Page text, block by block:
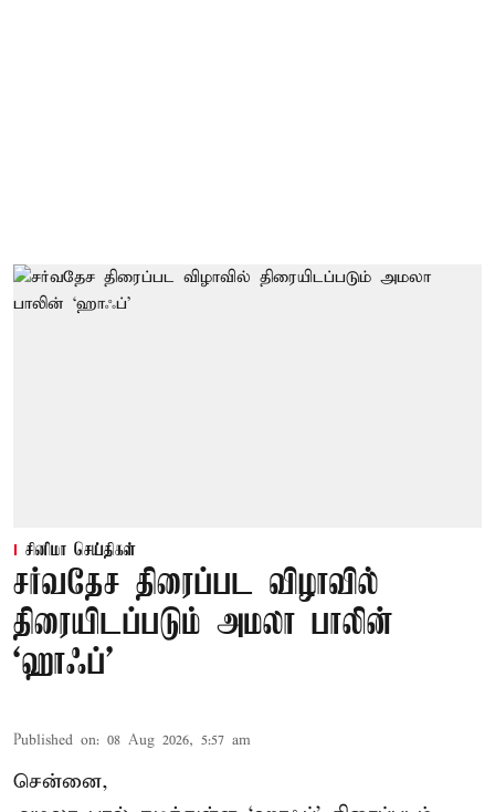
சினிமா செய்திகள்
சர்வதேச திரைப்பட விழாவில்
திரையிடப்படும் அமலா பாலின்
‘ஹாஃப்’
Published on: 08 Aug 2026, 5:57 am
சென்னை,